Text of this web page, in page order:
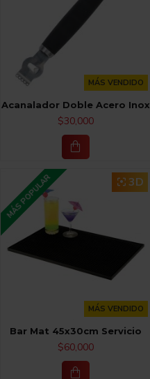
MÁS VENDIDO
Acanalador Doble Acero Inox
$30,000
MÁS VENDIDO
MÁS POPULAR 3D
Bar Mat 45x30cm Servicio
$60,000